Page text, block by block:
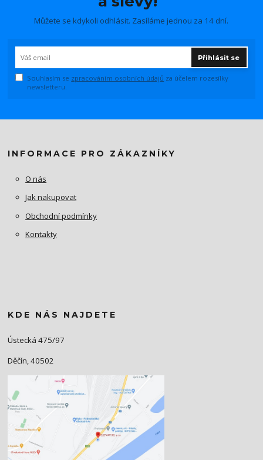
Můžete se kdykoli odhlásit. Zasíláme jednou za 14 dní.
Přihlásit se
Souhlasím se zpracováním osobních údajů za účelem rozesílky
newsletteru.
INFORMACE PRO ZÁKAZNÍKY
O nás
Jak nakupovat
Obchodní podmínky
Kontakty
KDE NÁS NAJDETE
Ústecká 475/97
Děčín, 40502